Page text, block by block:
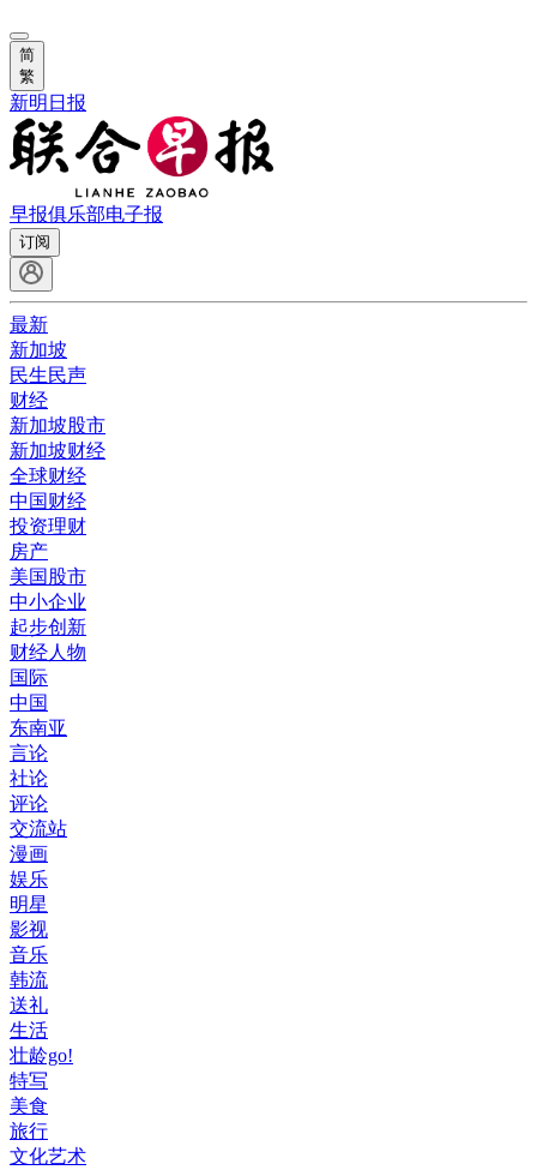
简
繁
新明日报
早报俱乐部电子报
订阅
最新
新加坡
民生民声
财经
新加坡股市
新加坡财经
全球财经
中国财经
投资理财
房产
美国股市
中小企业
起步创新
财经人物
国际
中国
东南亚
言论
社论
评论
交流站
漫画
娱乐
明星
影视
音乐
韩流
送礼
生活
壮龄go!
特写
美食
旅行
文化艺术